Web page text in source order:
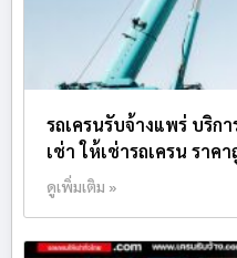
รถเครนรับจ้างแพร่ บริกา
เช่า ให้เช่ารถเครน ราคา
ดูเพิ่มเติม »